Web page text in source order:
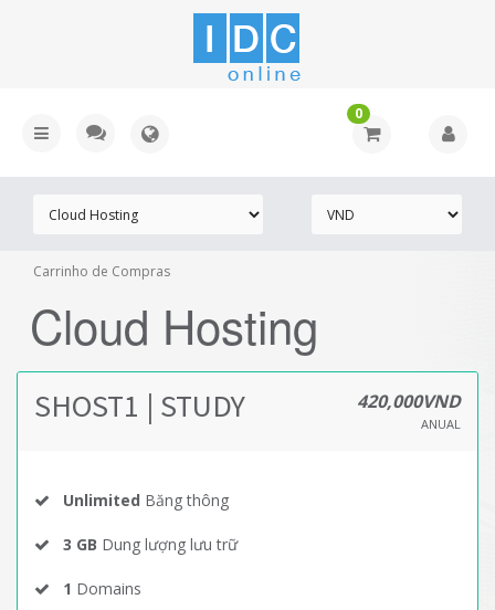
0
Carrinho de Compras
Cloud Hosting
SHOST1 | STUDY 420,000VND
ANUAL
Unlimited Băng thông
3 GB Dung lượng lưu trữ
1 Domains